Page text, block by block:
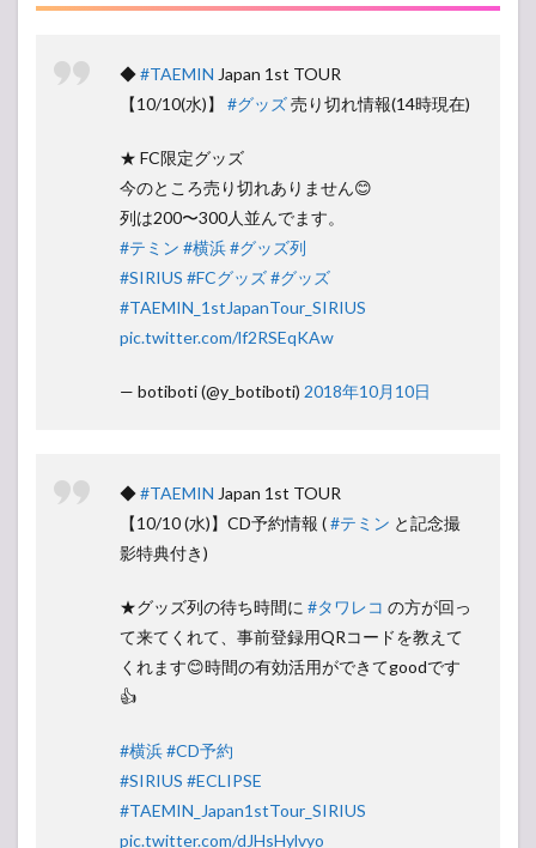
◆#TAEMIN Japan 1st TOUR
【10/10(水)】 #グッズ売り切れ情報(14時現在)
★ FC限定グッズ
今のところ売り切れありません😊
列は200〜300人並んでます。
#テミン #横浜#グッズ列
#SIRIUS #FCグッズ#グッズ
#TAEMIN_1stJapanTour_SIRIUS
pic.twitter.com/lf2RSEqKAw
— botiboti (@y_botiboti) 2018年10月10日
◆#TAEMIN Japan 1st TOUR
【10/10 (水)】CD予約情報 (#テミン と記念撮
影特典付き)
★グッズ列の待ち時間に #タワレコ の方が回っ
て来てくれて、事前登録用QRコードを教えて
くれます😊時間の有効活用ができてgoodです
👍
#横浜#CD予約
#SIRIUS #ECLIPSE
#TAEMIN_Japan1stTour_SIRIUS
pic.twitter.com/dJHsHylvyo